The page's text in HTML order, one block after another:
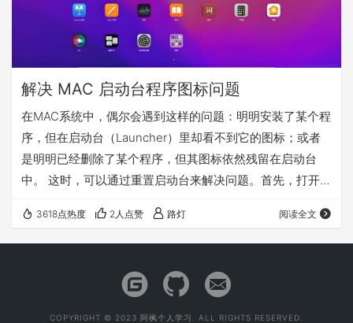
解决 MAC 启动台程序图标问题
在MAC系统中，偶尔会遇到这样的问题：明明安装了某个程
序，但在启动台（Launcher）里却看不到它的图标；或者
是明明已经删除了某个程序，但其图标依然残留在启动台
中。 这时，可以通过重置启动台来解决问题。首先，打开终
通常可以帮助解决上述问题。 defaults write
com.apple.dock ResetLaunchPad -bool true && killall
3618点热度 2人点赞 路灯 阅读全文
COPYRIGHT © 2023 阿枫个人学习. ALL RIGHTS RESERVED.